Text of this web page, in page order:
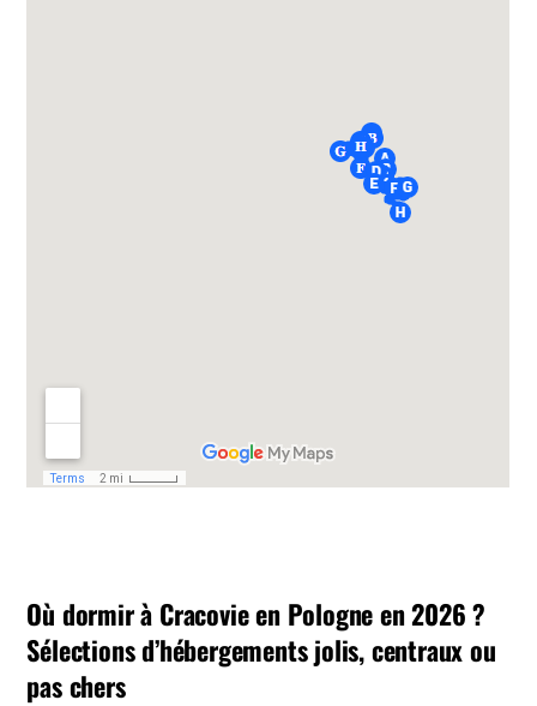
Où dormir à Cracovie en Pologne en 2026 ?
Sélections d’hébergements jolis, centraux ou
pas chers